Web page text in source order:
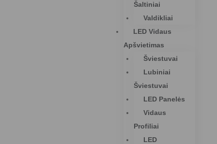
Šaltiniai
Valdikliai
LED Vidaus
Apšvietimas
Šviestuvai
Lubiniai
Šviestuvai
LED Panelės
Vidaus
Profiliai
LED